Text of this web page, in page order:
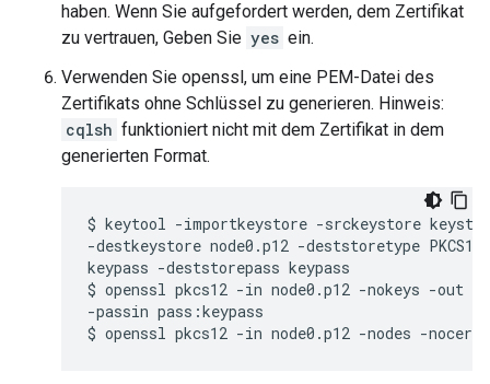
haben. Wenn Sie aufgefordert werden, dem Zertifikat
zu vertrauen, Geben Sie yes ein.
Verwenden Sie openssl, um eine PEM-Datei des
Zertifikats ohne Schlüssel zu generieren. Hinweis:
cqlsh funktioniert nicht mit dem Zertifikat in dem
generierten Format.
$ keytool -importkeystore -srckeystore
-destkeystore node0.p12 -deststoretype
keypass -deststorepass keypass
$ openssl pkcs12 -in node0.p12 -nokeys -out
-passin pass:keypass
$ openssl pkcs12 -in node0.p12 -nodes -